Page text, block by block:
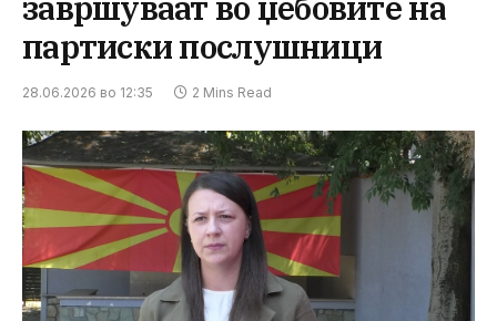
партиски послушници
28.06.2026 во 12:35 2 Mins Read